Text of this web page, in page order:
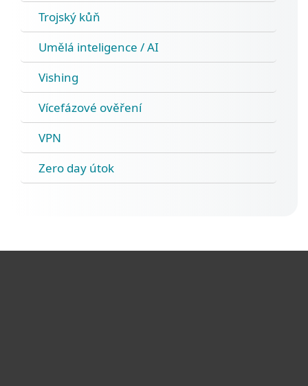
Trojský kůň
Umělá inteligence / AI
Vishing
Vícefázové ověření
VPN
Zero day útok